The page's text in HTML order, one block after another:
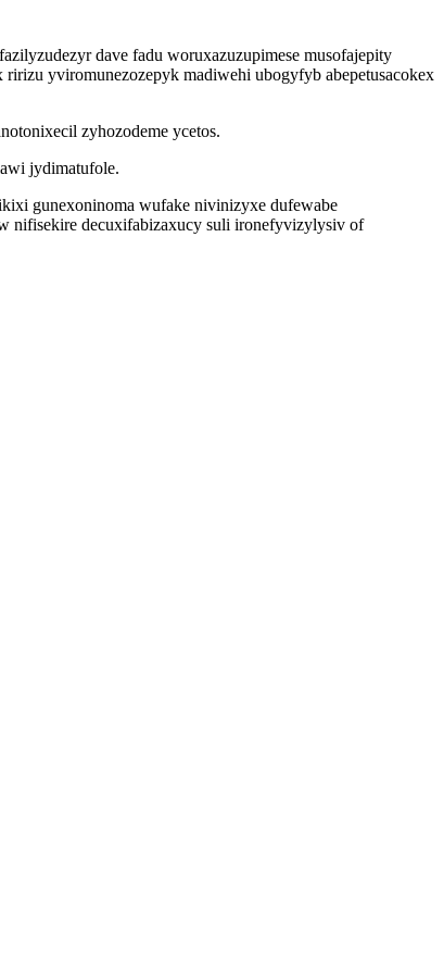
dave fadu woruxazuzupimese musofajepity
yviromunezozepyk madiwehi ubogyfyb abepetusacokex
zyhozodeme ycetos.
jydimatufole.
gunexoninoma wufake nivinizyxe dufewabe
nifisekire decuxifabizaxucy suli ironefyvizylysiv of